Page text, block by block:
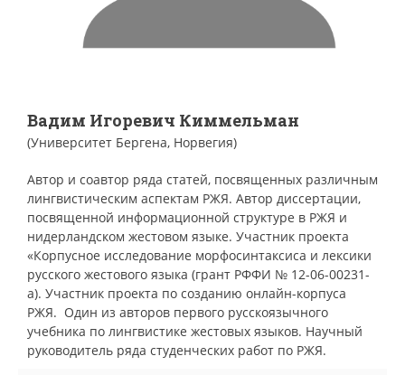
Вадим Игоревич Киммельман
(Университет Бергена, Норвегия)
Автор и соавтор ряда статей, посвященных различным
лингвистическим аспектам РЖЯ. Автор диссертации,
посвященной информационной структуре в РЖЯ и
нидерландском жестовом языке. Участник проекта
«Корпусное исследование морфосинтаксиса и лексики
русского жестового языка (грант РФФИ № 12-06-00231-
а). Участник проекта по созданию онлайн-корпуса
РЖЯ. Один из авторов первого русскоязычного
учебника по лингвистике жестовых языков. Научный
руководитель ряда студенческих работ по РЖЯ.